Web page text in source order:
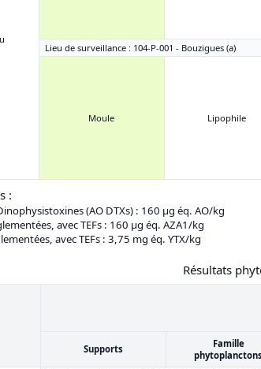
Lieu de surveillance : 104-P-001 - Bouzigues (a)
Moule Lipophile
:
(AO DTXs) : 160 μg éq. AO/kg
avec TEFs : 160 μg éq. AZA1/kg
avec TEFs : 3,75 mg éq. YTX/kg
Résultats
Supports
Famille
phytoplanctons